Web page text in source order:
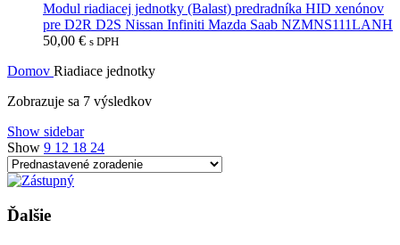
Modul riadiacej jednotky (Balast) predradníka HID xenónov
pre D2R D2S Nissan Infiniti Mazda Saab NZMNS111LANH
50,00 € s DPH
Domov Riadiace jednotky
Zobrazuje sa 7 výsledkov
Show sidebar
Show 9 12 18 24
Ďalšie